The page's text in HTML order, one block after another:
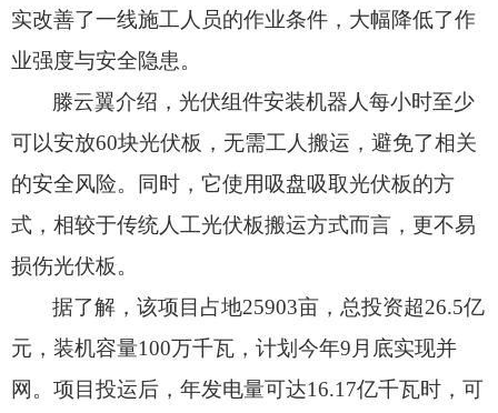
实改善了一线施工人员的作业条件， 大幅降低了作
业强度与安全隐患。
滕云翼介绍，光伏组件安装机器人每小时至少
可以安放60块光伏板， 无需工人搬运， 避免了相关
的安全风险。 同时， 它使用吸盘吸取光伏板的方
式， 相较于传统人工光伏板搬运方式而言， 更不易
损伤光伏板。
据了解，该项目占地25903亩， 总投资超26.5亿
元， 装机容量100万千瓦， 计划今年9月底实现并
网。 项目投运后， 年发电量可达16.17亿千瓦时， 可